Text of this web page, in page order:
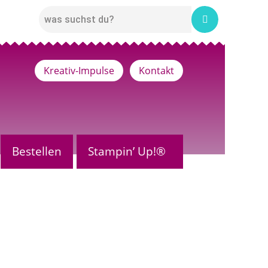
Kreativ-Impulse Kontakt
Bestellen Stampin’ Up!®